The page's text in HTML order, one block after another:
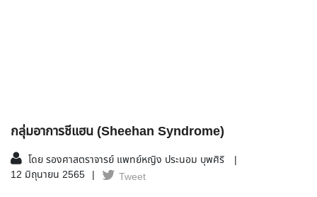
กลุ่มอาการชีแฮน (Sheehan Syndrome)
โดย รองศาสตราจารย์ แพทย์หญิง ประนอม บุพศิริ
12 มิถุนายน 2565
Tweet